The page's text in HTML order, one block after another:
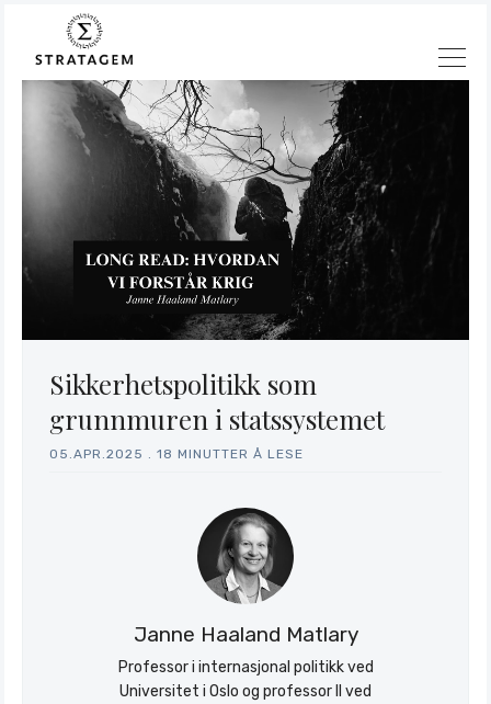
Sikkerhetspolitikk som
grunnmuren i statssystemet
05.APR.2025 18 MINUTTER Å LESE
Janne Haaland Matlary
Professor i internasjonal politikk ved
Universitet i Oslo og professor II ved